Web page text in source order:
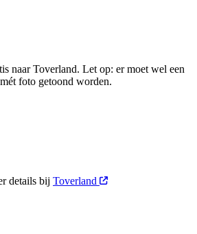
naar Toverland. Let op: er moet wel een
foto getoond worden.
details bij Toverland